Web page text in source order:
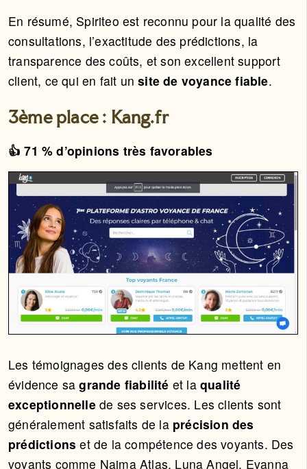
En résumé, Spiriteo est reconnu pour la qualité des
consultations, l’exactitude des prédictions, la
transparence des coûts, et son excellent support
client, ce qui en fait unsite de voyance fiable.
3ème place : Kang.fr
👍 71 % d’opinions très favorables
Les témoignages des clients de Kang mettent en
évidence sagrande fiabilité et laqualité
exceptionnellede ses services. Les clients sont
généralement satisfaits de la précision des
prédictions et de la compétence des voyants. Des
voyants comme Naima Atlas, Luna Angel, Evanna